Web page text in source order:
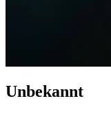
Unbekannt